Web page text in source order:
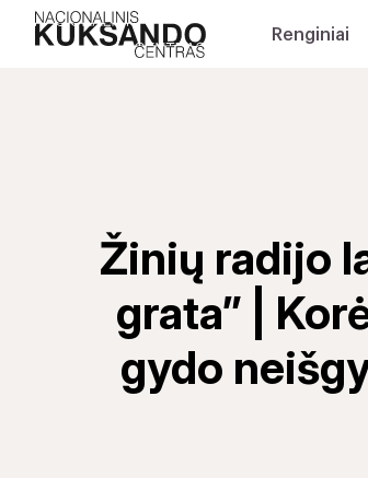
Renginiai
Žinių radijo
grata” |
gydo